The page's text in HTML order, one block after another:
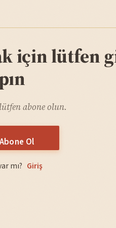
için lütfen
abone olun.
Ol
mı? Giriş